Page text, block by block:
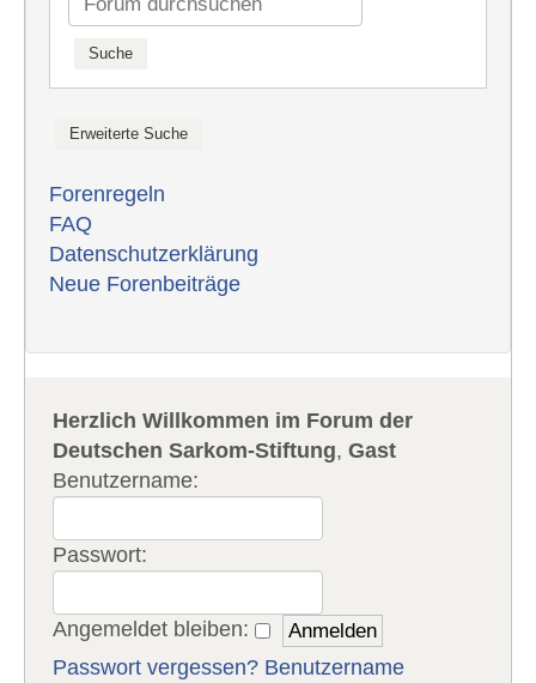
Forenregeln
FAQ
Datenschutzerklärung
Neue Forenbeiträge
Herzlich Willkommen im Forum der
Deutschen Sarkom-Stiftung,Gast
Benutzername:
Passwort:
Angemeldet bleiben:
Passwort vergessen? Benutzername